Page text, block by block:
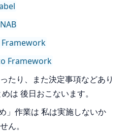
Framework
たり、また決定事項などあり
は 後日おこないます。
」作業は 私は実施しないか
ん。